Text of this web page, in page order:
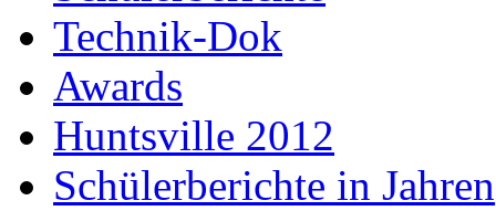
Technik-Dok
Awards
Huntsville 2012
Schülerberichte in Jahren